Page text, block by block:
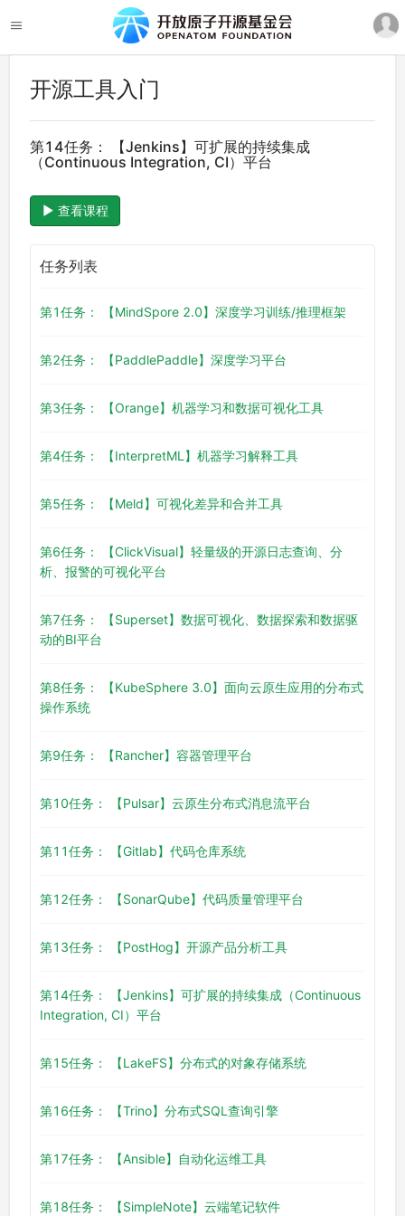
开源工具入门
第14任务： 【Jenkins】可扩展的持续集成
（Continuous Integration, CI）平台
查看课程
任务列表
第1任务： 【MindSpore 2.0】深度学习训练/推理框架
第2任务： 【PaddlePaddle】深度学习平台
第3任务： 【Orange】机器学习和数据可视化工具
第4任务： 【InterpretML】机器学习解释工具
第5任务： 【Meld】可视化差异和合并工具
第6任务： 【ClickVisual】轻量级的开源日志查询、分
析、报警的可视化平台
第7任务： 【Superset】数据可视化、数据探索和数据驱
动的BI平台
第8任务： 【KubeSphere 3.0】面向云原生应用的分布式
操作系统
第9任务： 【Rancher】容器管理平台
第10任务： 【Pulsar】云原生分布式消息流平台
第11任务： 【Gitlab】代码仓库系统
第12任务： 【SonarQube】代码质量管理平台
第13任务： 【PostHog】开源产品分析工具
第14任务： 【Jenkins】可扩展的持续集成（Continuous
Integration, CI）平台
第15任务： 【LakeFS】分布式的对象存储系统
第16任务： 【Trino】分布式SQL查询引擎
第17任务： 【Ansible】自动化运维工具
第18任务： 【SimpleNote】云端笔记软件